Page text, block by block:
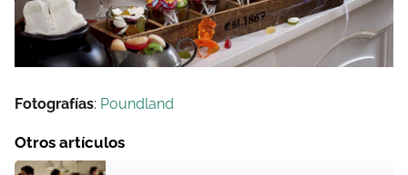
Fotografías: Poundland
Otros artículos